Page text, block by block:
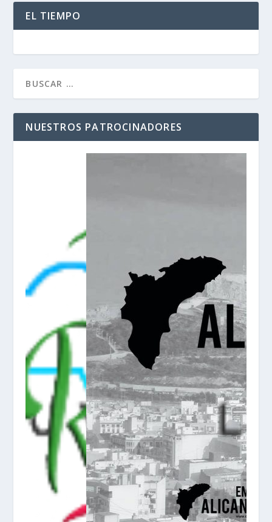
EL TIEMPO
NUESTROS PATROCINADORES